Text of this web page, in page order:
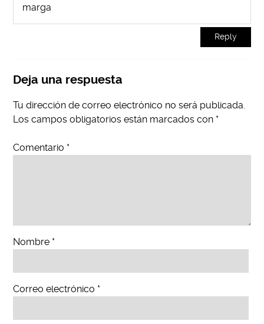
marga
Reply
Deja una respuesta
Tu dirección de correo electrónico no será publicada.
Los campos obligatorios están marcados con *
Comentario *
Nombre *
Correo electrónico *